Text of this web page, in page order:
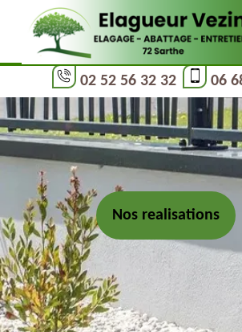
02 52 56 32 32 06
Nos realisations